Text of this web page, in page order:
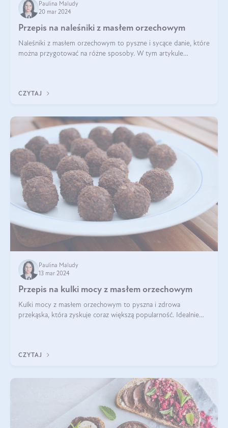
Paulina Maludy
20 mar 2024
Przepis na naleśniki z masłem orzechowym
Naleśniki z masłem orzechowym to pyszne i sycące danie, które
można przygotować na różne sposoby. W tym artykule
CZYTAJ
Paulina Maludy
13 mar 2024
Przepis na kulki mocy z masłem orzechowym
Kulki mocy z masłem orzechowym to pyszna i zdrowa
przekąska, która zyskuje coraz większą popularność. Idealnie
CZYTAJ